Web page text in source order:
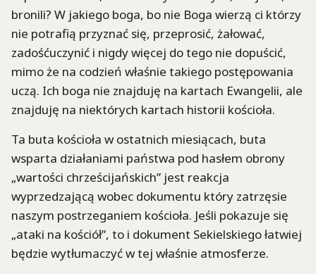
bronili? W jakiego boga, bo nie Boga wierzą ci którzy
nie potrafią przyznać się, przeprosić, żałować,
zadośćuczynić i nigdy więcej do tego nie dopuścić,
mimo że na codzień właśnie takiego postępowania
uczą. Ich boga nie znajduję na kartach Ewangelii, ale
znajduję na niektórych kartach historii kościoła.
Ta buta kościoła w ostatnich miesiącach, buta
wsparta działaniami państwa pod hasłem obrony
„wartości chrześcijańskich” jest reakcja
wyprzedzającą wobec dokumentu który zatrzęsie
naszym postrzeganiem kościoła. Jeśli pokazuje się
„ataki na kościół”, to i dokument Sekielskiego łatwiej
będzie wytłumaczyć w tej właśnie atmosferze.